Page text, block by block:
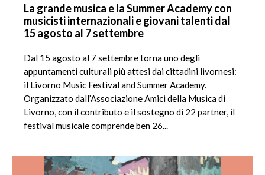
La grande musica e la Summer Academy con
musicisti internazionali e giovani talenti dal
15 agosto al 7 settembre
Dal 15 agosto al 7 settembre torna uno degli
appuntamenti culturali più attesi dai cittadini livornesi:
il Livorno Music Festival and Summer Academy.
Organizzato dall’Associazione Amici della Musica di
Livorno, con il contributo e il sostegno di 22 partner, il
festival musicale comprende ben 26...